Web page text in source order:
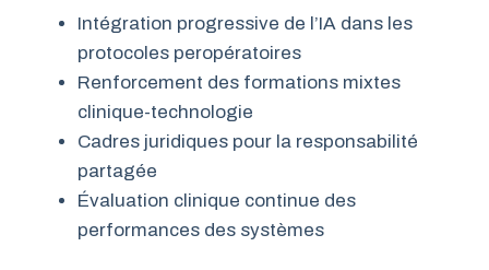
Intégration progressive de l’IA dans les
protocoles peropératoires
Renforcement des formations mixtes
clinique-technologie
Cadres juridiques pour la responsabilité
partagée
Évaluation clinique continue des
performances des systèmes